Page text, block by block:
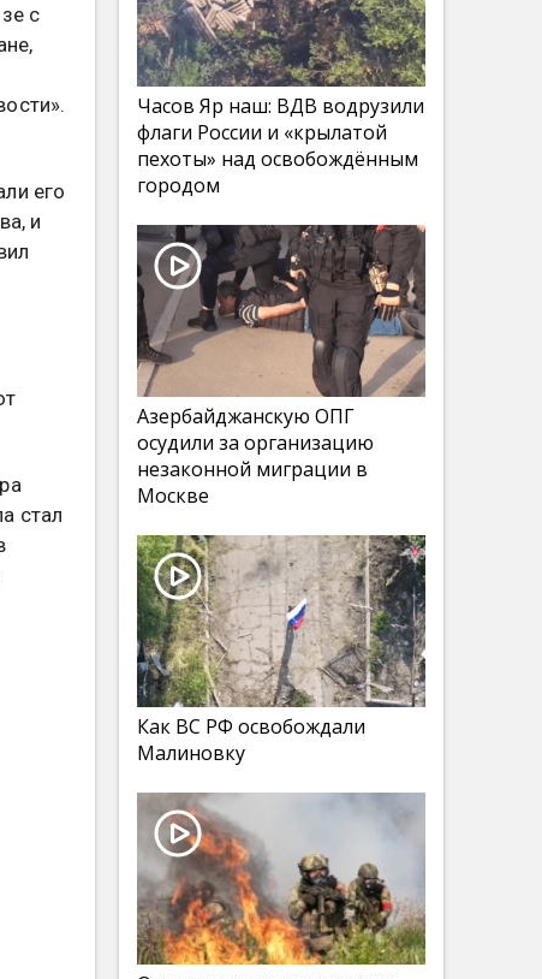
с
его
и
стал
Часов Яр наш: ВДВ водрузили
флаги России и «крылатой
пехоты» над освобождённым
городом
Азербайджанскую ОПГ
осудили за организацию
незаконной миграции в
Москве
Как ВС РФ освобождали
Малиновку